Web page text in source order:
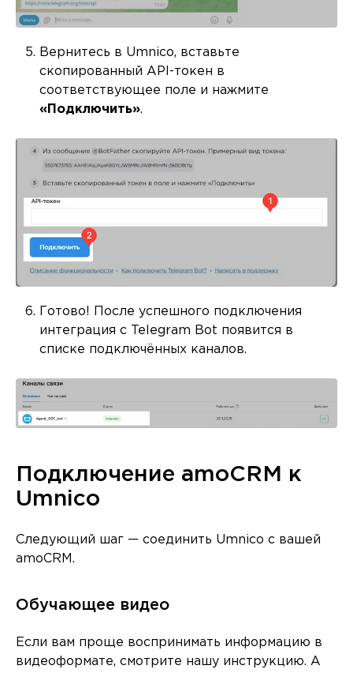
Вернитесь в Umnico, вставьте
скопированный API-токен в
соответствующее поле и нажмите
«Подключить».
Готово! После успешного подключения
интеграция с Telegram Bot появится в
списке подключённых каналов.
Подключение amoCRM к
Umnico
Следующий шаг — соединить Umnico с вашей
amoCRM.
Обучающее видео
Если вам проще воспринимать информацию в
видеоформате, смотрите нашу инструкцию. А